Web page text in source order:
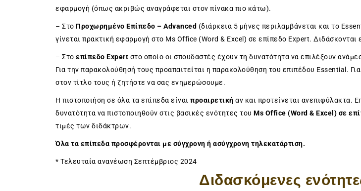
εφαρμογή (όπως ακριβώς αναγράφεται στον πίνακα πιο κάτω).
– Στο Προχωρημένο Επίπεδο – Advanced (διάρκεια 5 μήνες περιλαμβάνεται και το
γίνεται πρακτική εφαρμογή στο Ms Office (Word & Excel) σε επίπεδο Expert. Διδάσκονται
– Στο επίπεδο Expert στο οποίο οι σπουδαστές έχουν τη δυνατότητα να επιλέξουν
Για την παρακολούθησή τους προαπαιτείται η παρακολούθηση του επιπέδου Essential.
στον τίτλο τους ή ζητήστε να σας ενημερώσουμε.
H πιστοποιήση σε όλα τα επίπεδα είναι προαιρετική αν και προτείνεται ανεπιφύλακτα.
δυνατότητα να πιστοποιηθούν στις βασικές ενότητες του Ms Office (Word & Excel) σε
τιμές των διδάκτρων.
Όλα τα επίπεδα προσφέρονται με σύγχρονη ή ασύγχρονη τηλεκατάρτιση.
* Τελευταία ανανέωση Σεπτέμβριος 2024
Διδασκόμενες